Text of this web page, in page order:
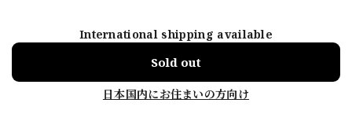
International shipping available
Sold out
日本国内にお住まいの方向け